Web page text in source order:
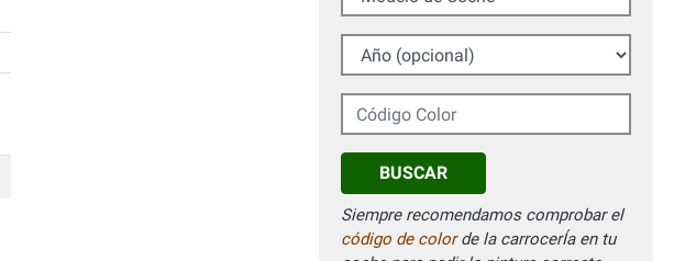
Año (opcional)
Código Color
BUSCAR
Siempre recomendamos comprobar el
código de colorde la carrocerÍa en tu